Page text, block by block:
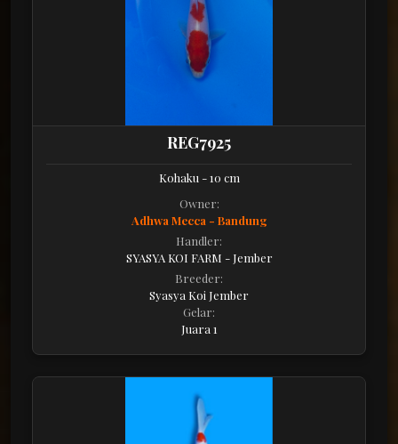
REG7925
Kohaku - 10 cm
Owner:
Adhwa Mecca - Bandung
Handler:
SYASYA KOI FARM - Jember
Breeder:
Syasya Koi Jember
Gelar:
Juara 1